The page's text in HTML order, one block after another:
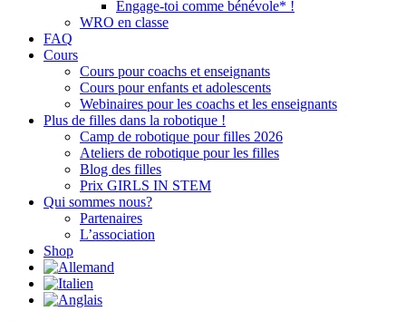
Engage-toi comme bénévole* !
WRO en classe
FAQ
Cours
Cours pour coachs et enseignants
Cours pour enfants et adolescents
Webinaires pour les coachs et les enseignants
Plus de filles dans la robotique !
Camp de robotique pour filles 2026
Ateliers de robotique pour les filles
Blog des filles
Prix GIRLS IN STEM
Qui sommes nous?
Partenaires
L’association
Shop